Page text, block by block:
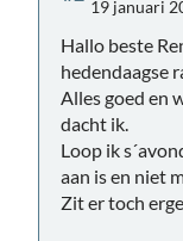
19 januari
Hallo beste
hedendaagse
Alles goed en
dacht ik.
Loop ik
aan is en niet
Zit er toch